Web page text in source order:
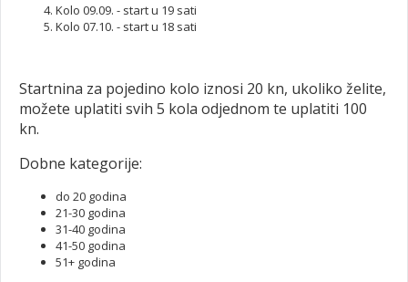
Kolo 09.09. - start u 19 sati
Kolo 07.10. - start u 18 sati
Startnina za pojedino kolo iznosi 20 kn, ukoliko želite,
možete uplatiti svih 5 kola odjednom te uplatiti 100
kn.
Dobne kategorije:
do 20 godina
21-30 godina
31-40 godina
41-50 godina
51+ godina